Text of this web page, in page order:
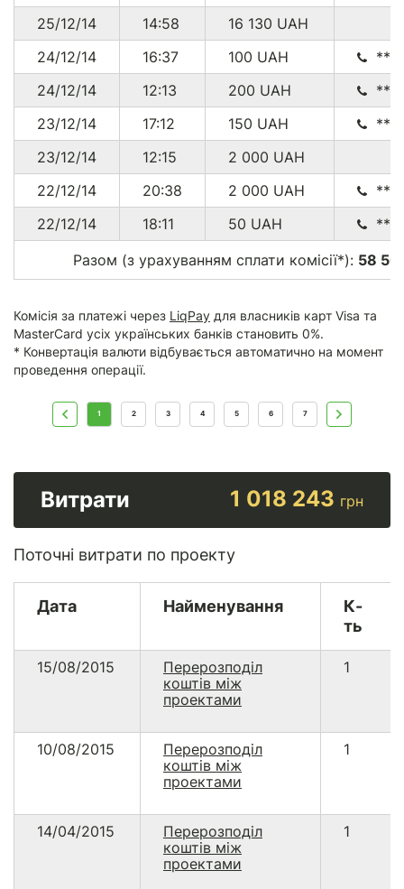
25/12/14
14:58 16 130 UAH
24/12/14
16:37 100 UAH
24/12/14
12:13 200 UAH
23/12/14
17:12 150 UAH
23/12/14
12:15 2 000 UAH
22/12/14
20:38 2 000 UAH
22/12/14
18:11 50 UAH
Разом (з урахуванням сплати комісії*): 58
Комісія за платежі через LiqPay для власників карт Visa та
MasterCard усіх українських банків становить 0%.
* Конвертація валюти відбувається автоматично на момент
проведення операції.
1 2 3 4 5 6 7
Витрати 1 018 243 грн
Поточні витрати по проекту
Дата Найменування
К-
ть
15/08/2015
Перерозподіл
коштів між
проектами
1
10/08/2015
Перерозподіл
коштів між
проектами
1
14/04/2015
Перерозподіл
коштів між
проектами
1